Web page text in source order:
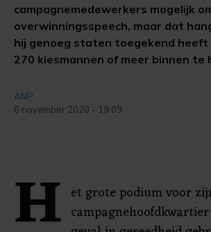
campagnemedewerkers mogelijk
overwinningsspeech, maar dat
hij genoeg staten toegekend heeft
270 kiesmannen of meer binnen te
ANP
6 november 2020 - 19:09
H et grote podium voor